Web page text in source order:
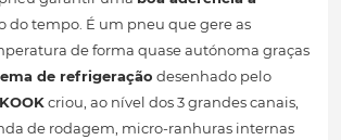
do tempo. É um pneu que gere as
de forma quase autónoma graças
de refrigeração desenhado pelo
criou, ao nível dos 3 grandes canais,
de rodagem, micro-ranhuras internas